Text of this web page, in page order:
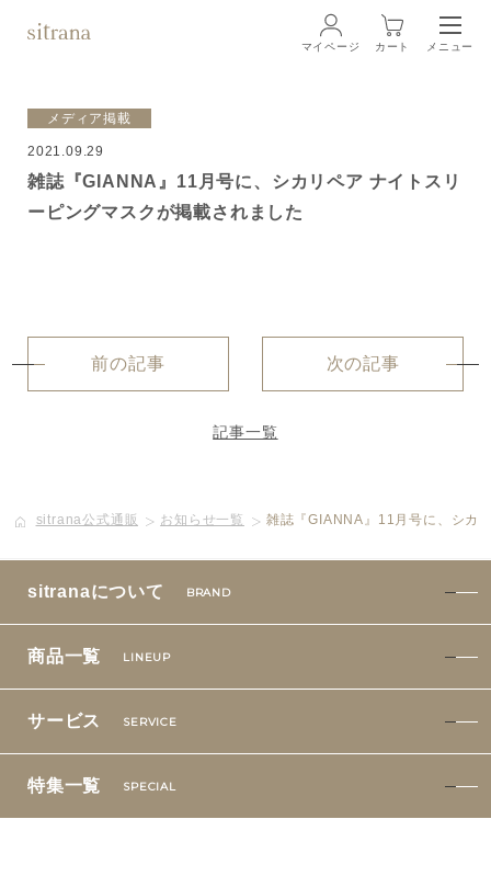
商品一覧 LINEUP
ローション
ボディケア
美容液
化粧下地
マイページ カート メニュー
メディア掲載
2021.09.29
雑誌『GIANNA』11月号に、シカリペア ナイトスリ
ーピングマスクが掲載されました
前の記事 次の記事
記事一覧
sitrana公式通販 お知らせ一覧 雑誌『GIANNA』11月号に、シカ
sitranaについて BRAND
商品一覧 LINEUP
サービス SERVICE
特集一覧 SPECIAL